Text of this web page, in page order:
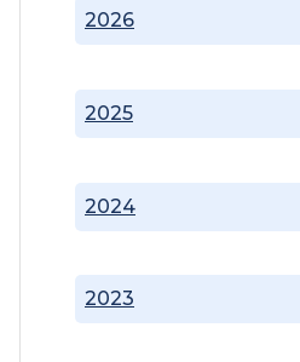
2023
2024
2025
2026